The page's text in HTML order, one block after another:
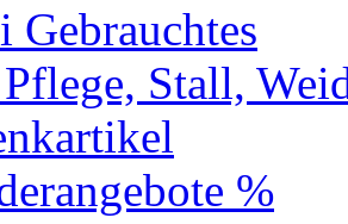
Stall,
%